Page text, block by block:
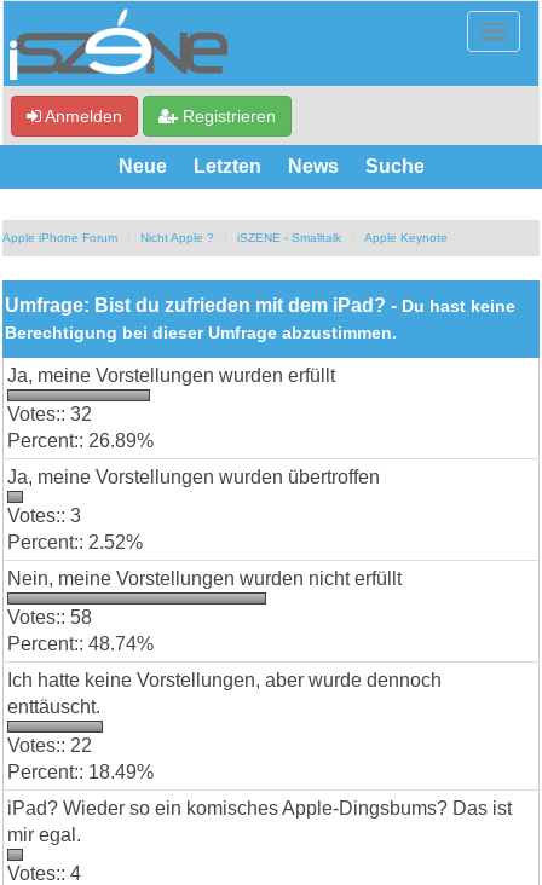
Anmelden Registrieren
Neue Letzten News Suche
Apple iPhone Forum Nicht Apple ? iSZENE - Smalltalk Apple Keynote
Umfrage: Bist du zufrieden mit dem iPad? - Du hast keine
Berechtigung bei dieser Umfrage abzustimmen.
Ja, meine Vorstellungen wurden erfüllt
32
26.89%
Ja, meine Vorstellungen wurden übertroffen
3
2.52%
Nein, meine Vorstellungen wurden nicht erfüllt
58
48.74%
Ich hatte keine Vorstellungen, aber wurde dennoch
enttäuscht.
22
18.49%
iPad? Wieder so ein komisches Apple-Dingsbums? Das ist
mir egal.
4